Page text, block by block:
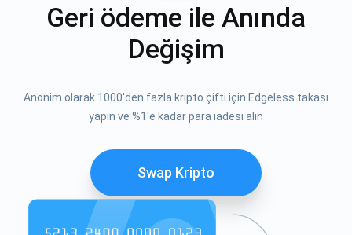
Geri ödeme ile Anında
Değişim
Anonim olarak 1000'den fazla kripto çifti için Edgeless takası
yapın ve %1'e kadar para iadesi alın
Swap Kripto